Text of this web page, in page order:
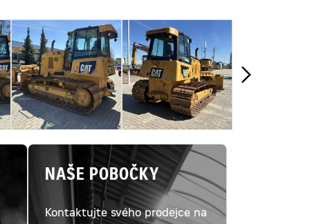
NAŠE POBOČKY
Kontaktujte svého prodejce na